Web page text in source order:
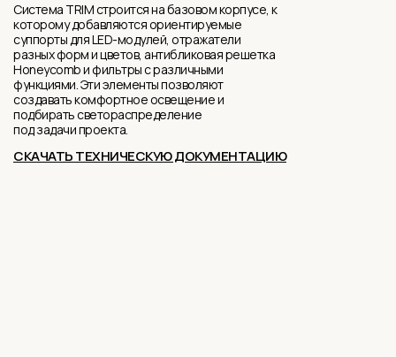
СКАЧАТЬ ТЕХНИЧЕСКУЮ ДОКУМЕНТАЦИЮ
Система TRIM строится на базовом корпусе, к
которому добавляются ориентируемые
суппорты для LED-модулей, отражатели
разных форм и цветов, антибликовая решетка
Honeycomb и фильтры с различными
функциями. Эти элементы позволяют
создавать комфортное освещение и
подбирать светораспределение
под задачи проекта.